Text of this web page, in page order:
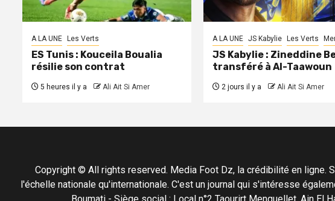
A LA UNE Les Verts
ES Tunis : Kouceila Boualia
résilie son contrat
5 heures il y a Ali Ait Si Amer
A LA UNE JS Kabylie Les Verts
JS Kabylie : Zineddine
transféré à Al-Taawoun
2 jours il y a Ali Ait Si Amer
Copyright © All rights reserved. Media Foot Dz, la crédibilité en ligne.
l'échelle nationale qu'internationale. C'est un journal qui s'intéresse